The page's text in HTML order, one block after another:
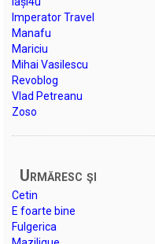
Imperator Travel
Manafu
Mariciu
Mihai Vasilescu
Revoblog
Vlad Petreanu
Zoso
Urmăresc şi
Cetin
E foarte bine
Fulgerica